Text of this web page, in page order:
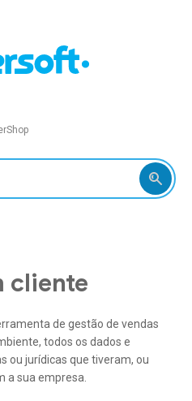
cliente
de gestão de vendas
todos os dados e
ou jurídicas que tiveram, ou
a sua empresa.